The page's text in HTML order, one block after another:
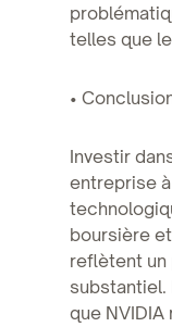
telles que
•
Investir
entreprise
boursière
reflètent
substantiel.
que